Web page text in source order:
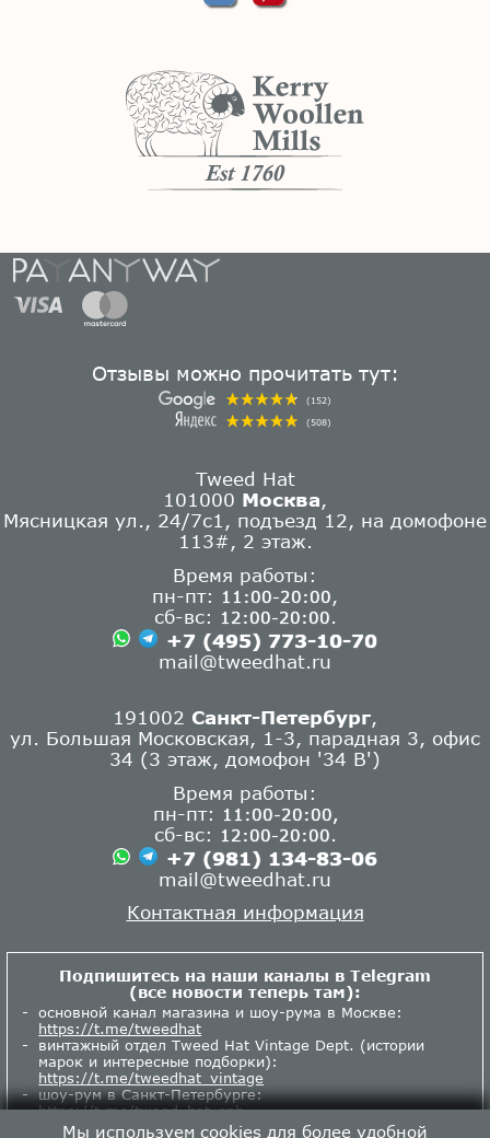
Отзывы можно прочитать тут:
(152)
(508)
Tweed Hat
101000 Москва
Мясницкая ул., 24/7с1, подъезд 12, на домофоне
113#, 2 этаж.
Время работы:
пн-пт:
11:00-20:00
сб-вс:
12:00-20:00
+7 (495) 773-10-70
mail@tweedhat.ru
191002 Санкт-Петербург
ул. Большая Московская, 1-3, парадная 3, офис
34 (3 этаж, домофон '34 В')
Время работы:
пн-пт:
11:00-20:00,
сб-вс: 12:00-20:00.
+7 (981) 134-83-06
mail@tweedhat.ru
Контактная информация
Подпишитесь на наши каналы в Telegram
(все новости теперь там):
основной канал магазина и шоу-рума в Москве:
https://t.me/tweedhat
винтажный отдел Tweed Hat Vintage Dept. (истории
марок и интересные подборки):
https://t.me/tweedhat_vintage
шоу-рум в Санкт-Петербурге:
https://t.me/tweed_hat_spb
Мы используем cookies для более удобной